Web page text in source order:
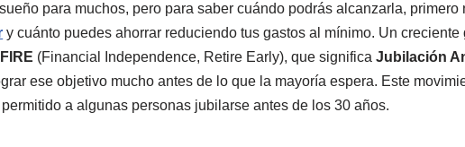
para muchos, pero para saber cuándo podrás alcanzarla,
y cuánto puedes ahorrar reduciendo tus gastos al mínimo. Un creciente
FIRE (Financial Independence, Retire Early), que significaJubilación
ese objetivo mucho antes de lo que la mayoría espera. Este
a algunas personas jubilarse antes de los 30 años.